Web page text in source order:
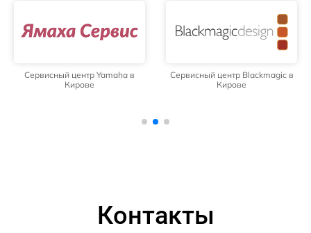
Сервисный центр Yamaha в
Кирове
Сервисный центр Blackmagic в
Кирове
Контакты